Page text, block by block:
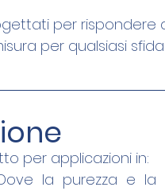
per rispondere
per qualsiasi
per applicazioni in:
la purezza e la